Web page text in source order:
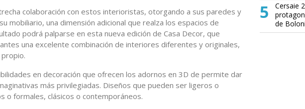
colaboración con estos interioristas, otorgando a sus paredes y
mobiliario, una dimensión adicional que realza los espacios de
podrá palparse en esta nueva edición de Casa Decor, que
una excelente combinación de interiores diferentes y originales,
en decoración que ofrecen los adornos en 3D de permite dar
más privilegiadas. Diseños que pueden ser ligeros o
o formales, clásicos o contemporáneos.
5
Cersaie
de